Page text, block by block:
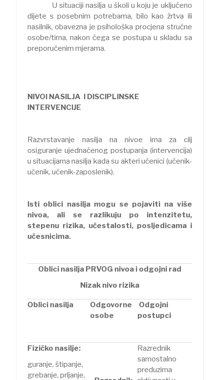
U situaciji nasilja u školi u koju je uključeno
dijete s posebnim potrebama, bilo kao žrtva ili
nasilnik, obavezna je psihološka procjena stručne
osobe/tima, nakon čega se postupa u skladu sa
preporučenim mjerama.
NIVOI NASILJA I DISCIPLINSKE
INTERVENCIJE
Razvrstavanje nasilja na nivoe ima za cilj
osiguranje ujednačenog postupanja (intervencija)
u situacijama nasilja kada su akteri učenici (učenik-
učenik, učenik-zaposlenik).
Isti oblici nasilja mogu se pojaviti na više
nivoa, ali se razlikuju po intenzitetu,
stepenu rizika, učestalosti, posljedicama i
učesnicima.
Oblici nasilja PRVOG nivoa i odgojni rad
Nizak nivo rizika
Oblici nasilja
Odgovorne
osobe
Odgojni
postupci
Fizičko nasilje:
guranje, štipanje,
grebanje, prljanje,
Razrednik
samostalno
preduzima